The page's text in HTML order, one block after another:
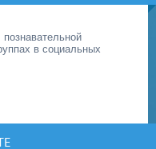
в социальных